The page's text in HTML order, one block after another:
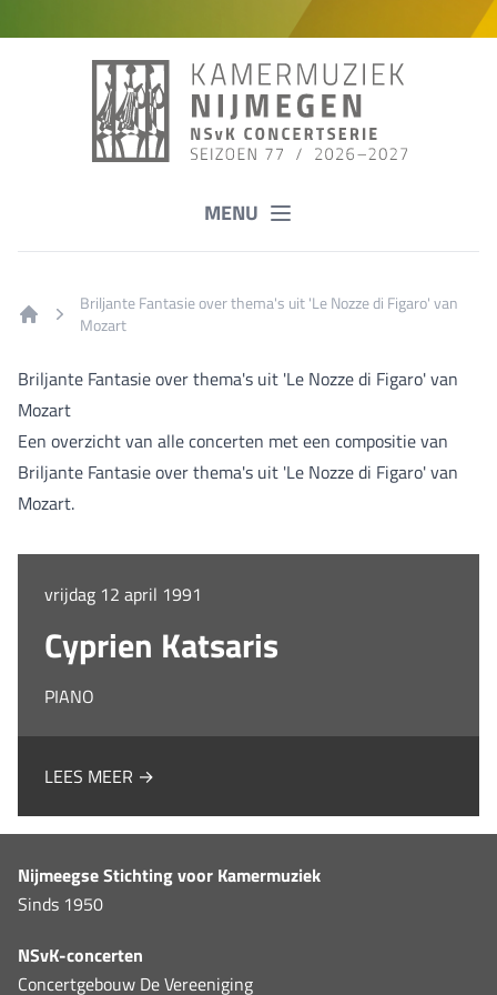
MENU
Briljante Fantasie over thema's uit 'Le Nozze di Figaro' van
Mozart
Briljante Fantasie over thema's uit 'Le Nozze di Figaro' van
Mozart
Een overzicht van alle concerten met een compositie van
Briljante Fantasie over thema's uit 'Le Nozze di Figaro' van
Mozart.
vrijdag 12 april 1991
Cyprien Katsaris
PIANO
LEES MEER →
Nijmeegse Stichting voor Kamermuziek
Sinds 1950
NSvK-concerten
Concertgebouw De Vereeniging